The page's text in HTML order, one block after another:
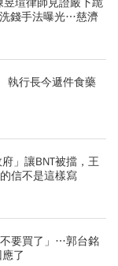
瑄律師見證嚴下跪
錢手法曝光…慈濟
執行長今遞件食藥
」讓BNT被擋，王
信不是這樣寫
要買了」…郭台銘
了